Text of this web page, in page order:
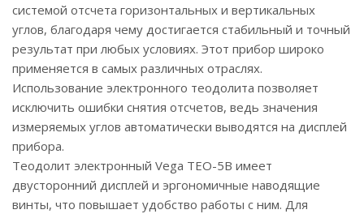
системой отсчета горизонтальных и вертикальных
углов, благодаря чему достигается стабильный и точный
результат при любых условиях. Этот прибор широко
применяется в самых различных отраслях.
Использование электронного теодолита позволяет
исключить ошибки снятия отсчетов, ведь значения
измеряемых углов автоматически выводятся на дисплей
прибора.
Теодолит электронный Vega TEO-5B имеет
двусторонний дисплей и эргономичные наводящие
винты, что повышает удобство работы с ним. Для